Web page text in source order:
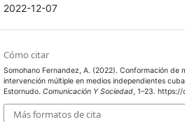
2022-12-07
Cómo citar
Somohano Fernandez, A. (2022). Conformación de
intervención múltiple en medios independientes
Estornudo. Comunicación Y Sociedad, 1–23.
Más formatos de cita